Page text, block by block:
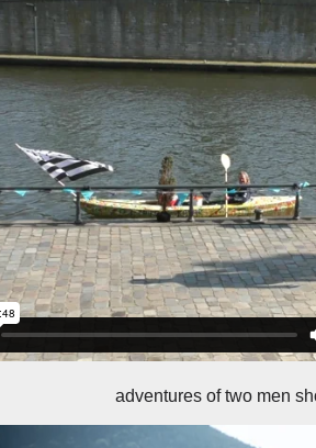
adventures of two men